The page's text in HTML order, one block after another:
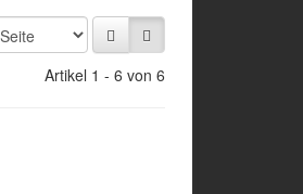
Artikel 1 - 6 von 6